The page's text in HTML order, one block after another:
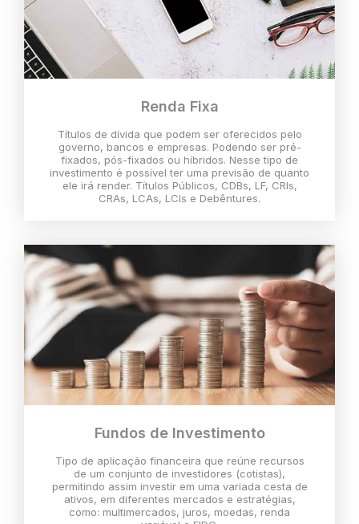
Renda Fixa
Títulos de dívida que podem ser oferecidos pelo
governo, bancos e empresas. Podendo ser pré-
fixados, pós-fixados ou híbridos. Nesse tipo de
investimento é possível ter uma previsão de quanto
ele irá render. Títulos Públicos, CDBs, LF, CRIs,
CRAs, LCAs, LCIs e Debêntures.
Fundos de Investimento
Tipo de aplicação financeira que reúne recursos
de um conjunto de investidores (cotistas),
permitindo assim investir em uma variada cesta de
ativos, em diferentes mercados e estratégias,
como: multimercados, juros, moedas, renda